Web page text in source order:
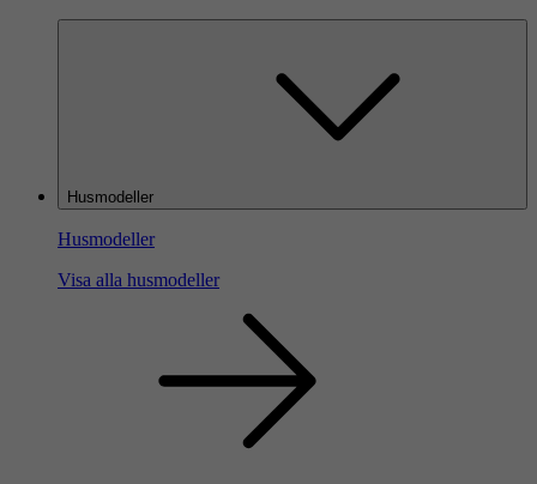
Husmodeller
Husmodeller
Visa alla husmodeller